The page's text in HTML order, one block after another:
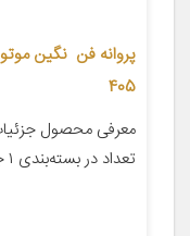
405
تعداد در بسته‌بندی ۱ جنس کالا پلاستیک